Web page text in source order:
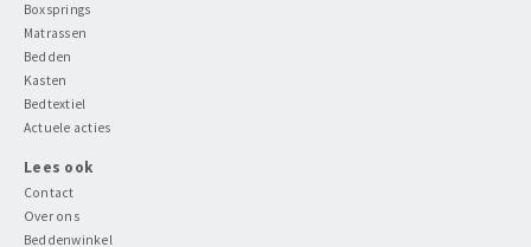
Boxsprings
Matrassen
Bedden
Kasten
Bedtextiel
Actuele acties
Lees ook
Contact
Over ons
Beddenwinkel